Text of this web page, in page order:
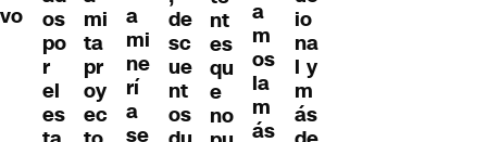
vo
os
po
r
el
es
mi
ta
pr
oy
ec
a
mi
ne
rí
a
se
de
sc
ue
nt
os
nt
es
qu
e
no
a
m
os
la
m
ás
io
na
l y
m
ás